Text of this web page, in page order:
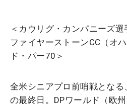
＜カウリグ・カンパニー
ファイヤーストーンCC（オ
ド・パー70＞
全米シニアプロ前哨戦とな
の最終日。DPワールド（欧